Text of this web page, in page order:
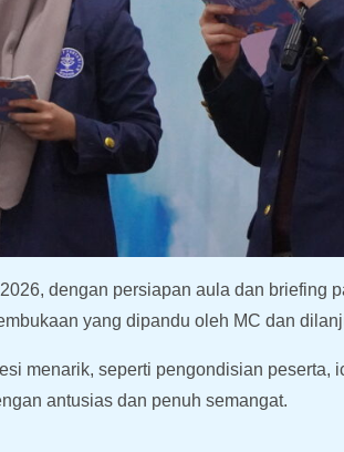
dengan persiapan aula dan briefing
yang dipandu oleh MC dan
menarik, seperti pengondisian
antusias dan penuh semangat.